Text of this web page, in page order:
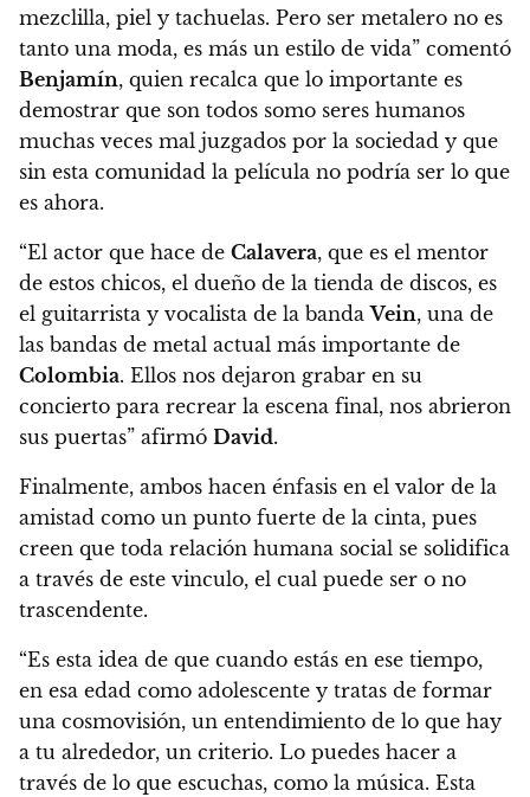
mezclilla, piel y tachuelas. Pero ser metalero no es
tanto una moda, es más un estilo de vida” comentó
Benjamín, quien recalca que lo importante es
demostrar que son todos somo seres humanos
muchas veces mal juzgados por la sociedad y que
sin esta comunidad la película no podría ser lo que
es ahora.
“El actor que hace de Calavera, que es el mentor
de estos chicos, el dueño de la tienda de discos, es
el guitarrista y vocalista de la bandaVein, una de
las bandas de metal actual más importante de
Colombia. Ellos nos dejaron grabar en su
concierto para recrear la escena final, nos abrieron
sus puertas” afirmó David.
Finalmente, ambos hacen énfasis en el valor de la
amistad como un punto fuerte de la cinta, pues
creen que toda relación humana social se solidifica
a través de este vinculo, el cual puede ser o no
trascendente.
“Es esta idea de que cuando estás en ese tiempo,
en esa edad como adolescente y tratas de formar
una cosmovisión, un entendimiento de lo que hay
a tu alrededor, un criterio. Lo puedes hacer a
través de lo que escuchas, como la música. Esta